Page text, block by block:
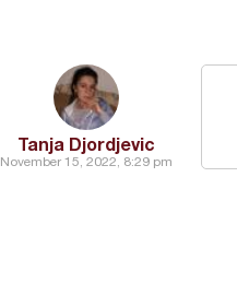
Tanja Djordjevic
November 15, 2022, 8:29 pm